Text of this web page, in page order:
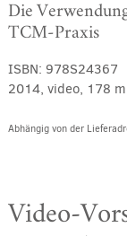
Die
TCM-Praxis
ISBN: 978S24367
2014, video, 178
Abhängig von der
Video-